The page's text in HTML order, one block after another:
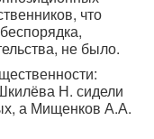
что
не было.
Н. сидели
а Мищенков А.А.